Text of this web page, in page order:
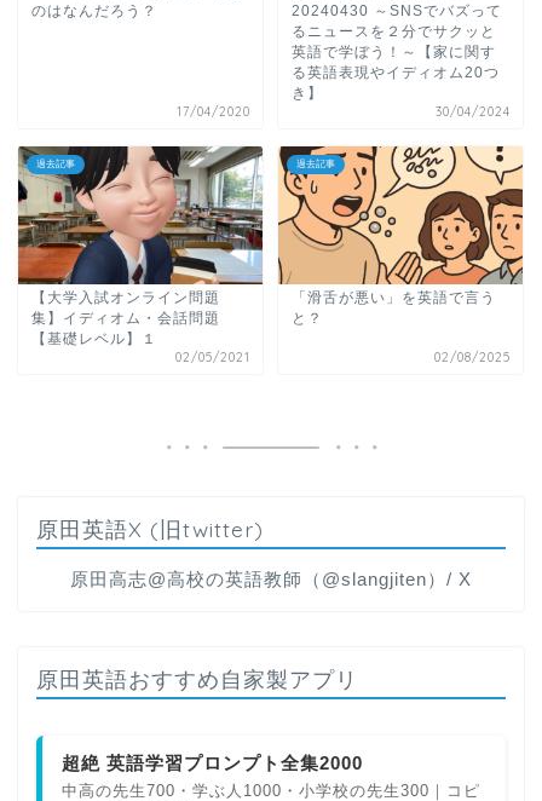
のはなんだろう？
17/04/2020
20240430 ～SNSでバズって
るニュースを２分でサクッと
英語で学ぼう！～【家に関す
る英語表現やイディオム20つ
き】
30/04/2024
過去記事
【大学入試オンライン問題
集】イディオム・会話問題
【基礎レベル】１
02/05/2021
過去記事
「滑舌が悪い」を英語で言う
と？
02/08/2025
原田英語X (旧twitter)
原田高志@高校の英語教師（@slangjiten）/ X
原田英語おすすめ自家製アプリ
超絶 英語学習プロンプト全集2000
中高の先生700・学ぶ人1000・小学校の先生300｜コピ